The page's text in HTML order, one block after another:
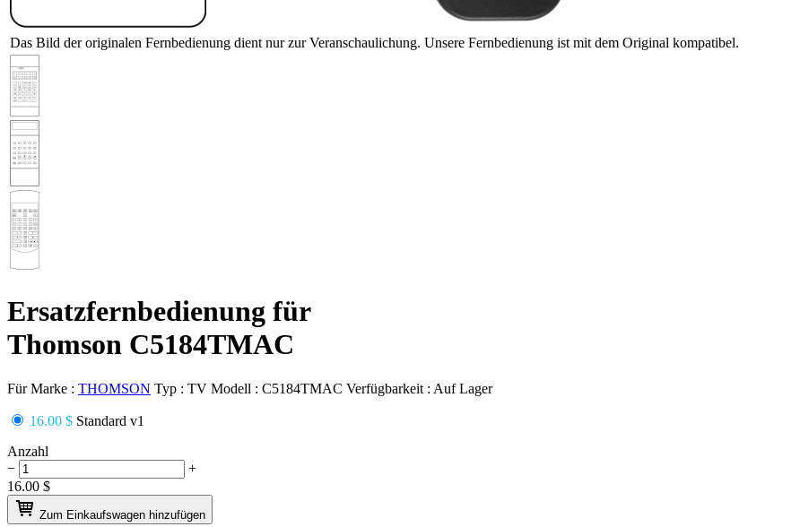
Das Bild der originalen Fernbedienung dient nur zur Veranschaulichung. Unsere Fernbedienung ist mit dem Original kompatibel.
Ersatzfernbedienung für
Thomson C5184TMAC
Für Marke : THOMSON Typ : TV Modell : C5184TMAC Verfügbarkeit : Auf Lager
16.00 $ Standard v1
Anzahl
−
+
16.00 $
Zum Einkaufswagen hinzufügen